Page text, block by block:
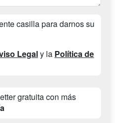
casilla para darnos su
Legaly la Política de
gratuita con más